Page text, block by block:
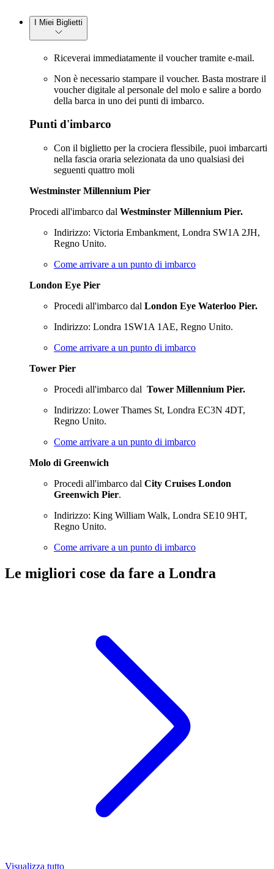
I Miei Biglietti
Riceverai immediatamente il voucher tramite e-mail.
Non è necessario stampare il voucher. Basta mostrare il
voucher digitale al personale del molo e salire a bordo
della barca in uno dei punti di imbarco.
Punti d'imbarco
Con il biglietto per la crociera flessibile, puoi imbarcarti
nella fascia oraria selezionata da uno qualsiasi dei
seguenti quattro moli
Westminster Millennium Pier
Procedi all'imbarco dal Westminster Millennium Pier.
Indirizzo: Victoria Embankment, Londra SW1A 2JH,
Regno Unito.
Come arrivare a un punto di imbarco
London Eye Pier
Procedi all'imbarco dal London Eye Waterloo Pier.
Indirizzo: Londra 1SW1A 1AE, Regno Unito.
Come arrivare a un punto di imbarco
Tower Pier
Procedi all'imbarco dal Tower Millennium Pier.
Indirizzo: Lower Thames St, Londra EC3N 4DT,
Regno Unito.
Come arrivare a un punto di imbarco
Molo di Greenwich
Procedi all'imbarco dal City Cruises London
Greenwich Pier.
Indirizzo: King William Walk, Londra SE10 9HT,
Regno Unito.
Come arrivare a un punto di imbarco
Le migliori cose da fare a Londra
Visualizza tutto